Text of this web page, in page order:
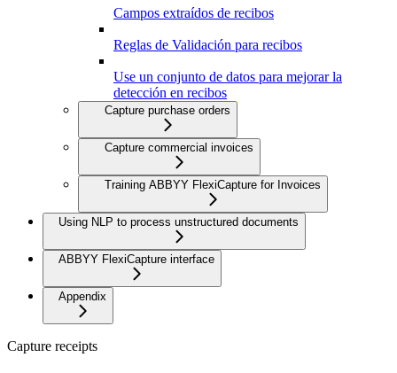
Campos extraídos de recibos
Reglas de Validación para recibos
Use un conjunto de datos para mejorar la
detección en recibos
Capture purchase orders
Capture commercial invoices
Training ABBYY FlexiCapture for Invoices
Using NLP to process unstructured documents
ABBYY FlexiCapture interface
Appendix
Capture receipts